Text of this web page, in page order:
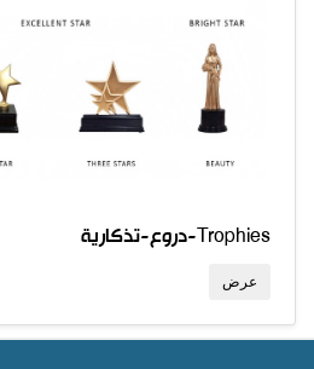
دروع-تذكارية-Trophies
عرض